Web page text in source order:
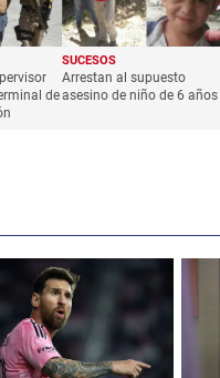
de
SUCESOS
Arrestan al supuesto
asesino de niño de 6 años